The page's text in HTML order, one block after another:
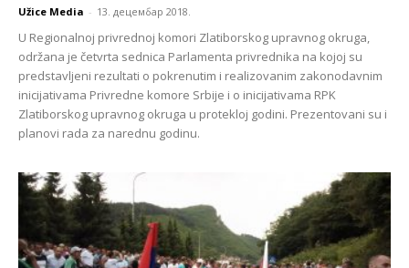
Užice Media - 13. децембар 2018.
U Regionalnoj privrednoj komori Zlatiborskog upravnog okruga,
održana je četvrta sednica Parlamenta privrednika na kojoj su
predstavljeni rezultati o pokrenutim i realizovanim zakonodavnim
inicijativama Privredne komore Srbije i o inicijativama RPK
Zlatiborskog upravnog okruga u protekloj godini. Prezentovani su i
planovi rada za narednu godinu.